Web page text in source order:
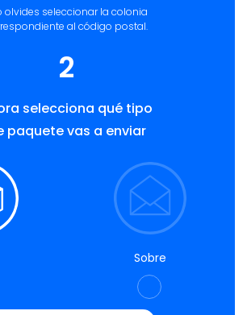
olvides seleccionar la colonia
al código postal.
2
selecciona qué tipo
paquete vas a enviar
Sobre